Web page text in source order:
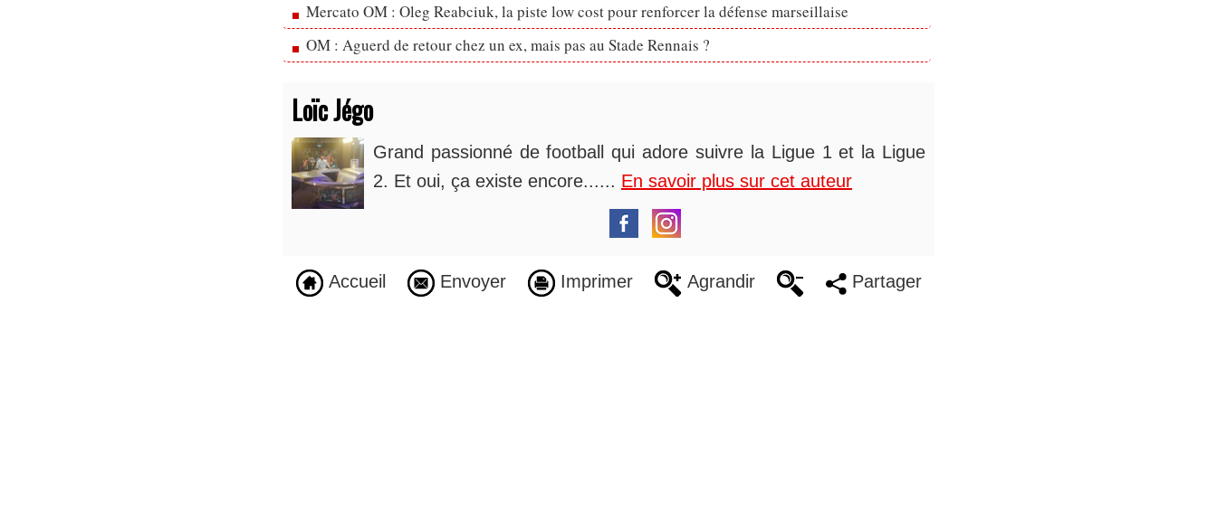
Mercato OM : Oleg Reabciuk, la piste low cost pour renforcer la défense marseillaise
OM : Aguerd de retour chez un ex, mais pas au Stade Rennais ?
Loïc Jégo
Grand passionné de football qui adore suivre la Ligue 1 et la Ligue
2. Et oui, ça existe encore...... En savoir plus sur cet auteur
Accueil Envoyer Imprimer Agrandir Partager